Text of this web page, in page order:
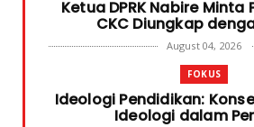
Ketua DPRK Nabire Minta
CKC Diungkap
August 04, 2026
FOKUS
Ideologi Pendidikan:
Ideologi dalam